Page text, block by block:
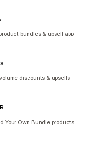
bundles & upsell app
discounts & upsells
Your Own Bundle products